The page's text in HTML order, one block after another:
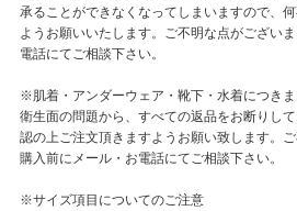
承ることができなくなってしまいますので、
ようお願いいたします。ご不明な点がござい
電話にてご相談下さい。
※肌着・アンダーウェア・靴下・水着につきま
衛生面の問題から、すべての返品をお断りし
認の上ご注文頂きますようお願い致します。
購入前にメール・お電話にてご相談下さい。
※サイズ項目についてのご注意